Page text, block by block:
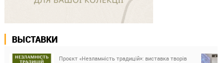
ВЫСТАВКИ
Проєкт «Незламність традицій»: виставка творів